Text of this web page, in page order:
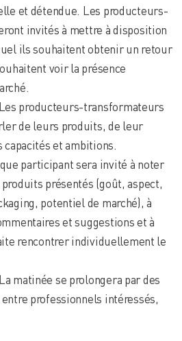
et détendue. Les producteurs-
invités à mettre à disposition
ils souhaitent obtenir un retour
voir la présence
producteurs-transformateurs
de leurs produits, de leur
et ambitions.
participant sera invité à noter
présentés (goût, aspect,
potentiel de marché), à
et suggestions et à
rencontrer individuellement le
matinée se prolongera par des
professionnels intéressés,